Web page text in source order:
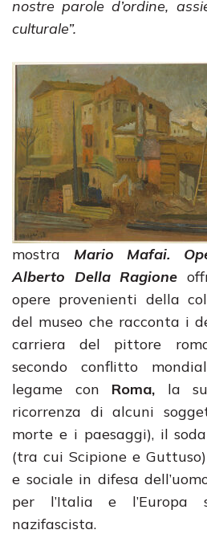
nostre parole d’ordine,
culturale”.
mostra Mario Mafai.
Alberto Della Ragione
opere provenienti della
del museo che racconta i
carriera del pittore
secondo conflitto
legame con Roma, la
ricorrenza di alcuni
morte e i paesaggi), il
(tra cui Scipione e
e sociale in difesa
per l’Italia e
nazifascista.